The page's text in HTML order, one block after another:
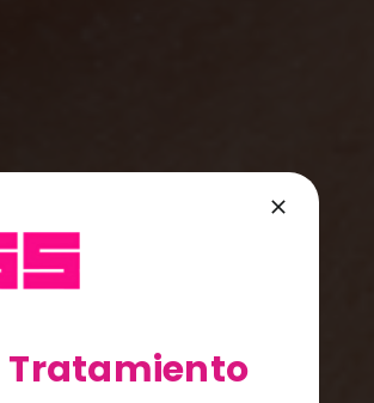
Tratamiento